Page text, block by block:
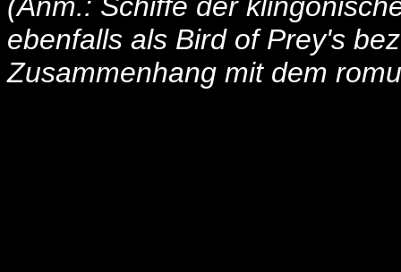
ebenfalls als Bird of Prey's
Zusammenhang mit dem